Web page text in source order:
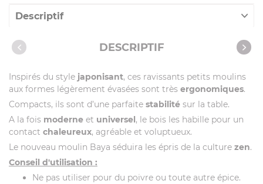
Descriptif
Caractéristiques
Vidéos
DESCRIPTIF
Inspirés du style japonisant, ces ravissants petits moulins
aux formes légèrement évasées sont très ergonomiques.
Compacts, ils sont d’une parfaite stabilité sur la table.
A la fois moderne et universel , le bois les habille pour un
contact chaleureux, agréable et voluptueux.
Le nouveau moulin Baya séduira les épris de la culture zen.
Conseil d'utilisation :
Ne pas utiliser pour du poivre ou toute autre épice.